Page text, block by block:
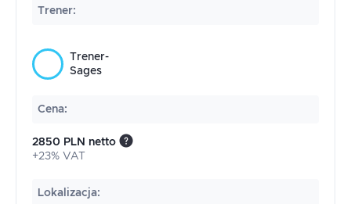
Trener:
Trener-
Sages
Cena:
2850 PLN netto
+23% VAT
Lokalizacja: